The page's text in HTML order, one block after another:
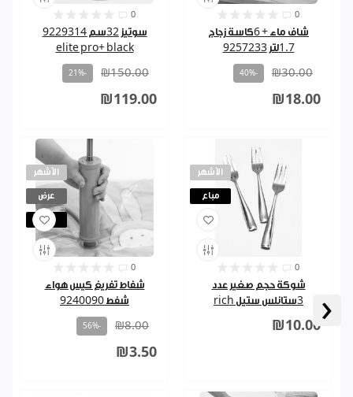
‹
0
سوتيز 32سم 9229314
elite pro+ black
₪150.00
-21%
₪119.00
0
شاف ماء + 6كاسة زجاج
1.7لتر 9257233
₪30.00
-40%
₪18.00
الأشهر
عرض
مباع
0
شفاط تفريغ كيس هواء
شفط 9240090
₪8.00
-56%
₪3.50
الأشهر
مباع
0
شوكة حجم صغير عدد
3ستانلس ستيل rich
₪10.00